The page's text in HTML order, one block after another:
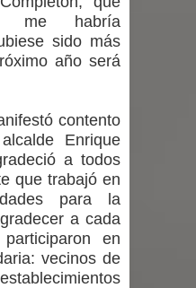
Azul en Talca ante
por viajes y
millones
escapar por
la cárcel de Talca
me habría
sido más
año será
contento
Enrique
a todos
que trabajó en
para la
a cada
en
vecinos de